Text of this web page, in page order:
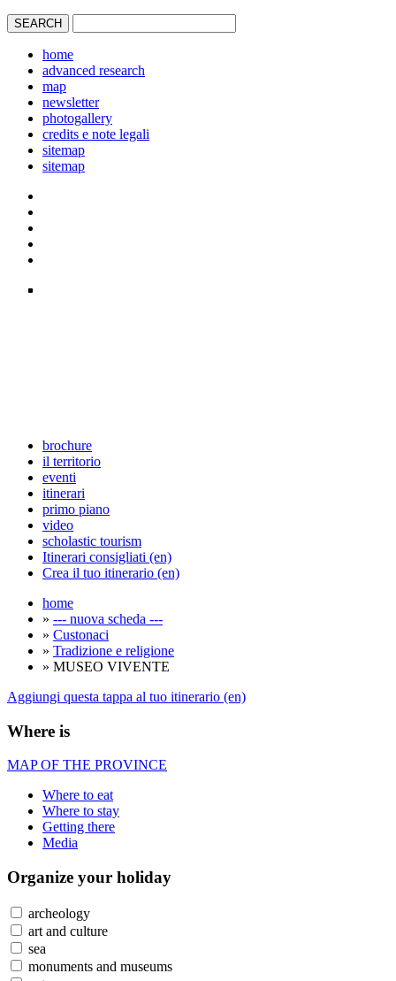
home
advanced research
map
newsletter
photogallery
credits e note legali
sitemap
sitemap
brochure
il territorio
eventi
itinerari
primo piano
video
scholastic tourism
Itinerari consigliati (en)
Crea il tuo itinerario (en)
home
» --- nuova scheda ---
» Custonaci
» Tradizione e religione
» MUSEO VIVENTE
Aggiungi questa tappa al tuo itinerario (en)
Where is
MAP OF THE PROVINCE
Where to eat
Where to stay
Getting there
Media
Organize your holiday
archeology
art and culture
sea
monuments and museums